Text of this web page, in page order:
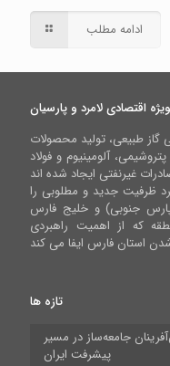
ادامه مطلب
اقتصادی لامرد و پارسیان
گاز طبیعی، تولید محصولات
آلومینیوم و فولاد
ظرفیت جدید و مطلوبی را
جنوبی) و خلیج فارس
که از اهمیت راهبردی
تازه ها
جامعه‌ساز در مسیر
پیشرفت ایران